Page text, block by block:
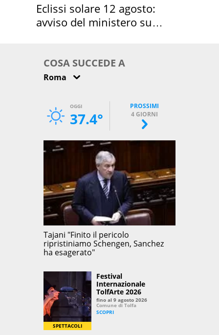
Eclissi solare 12 agosto:
avviso del ministero su